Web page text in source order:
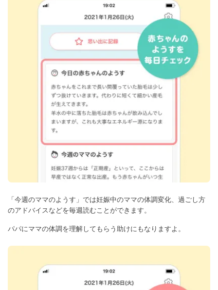
「今週のママのようす」では妊娠中のママの体調変化、過ごし方
のアドバイスなどを毎週読むことができます。
パパにママの体調を理解してもらう助けにもなりますよ。